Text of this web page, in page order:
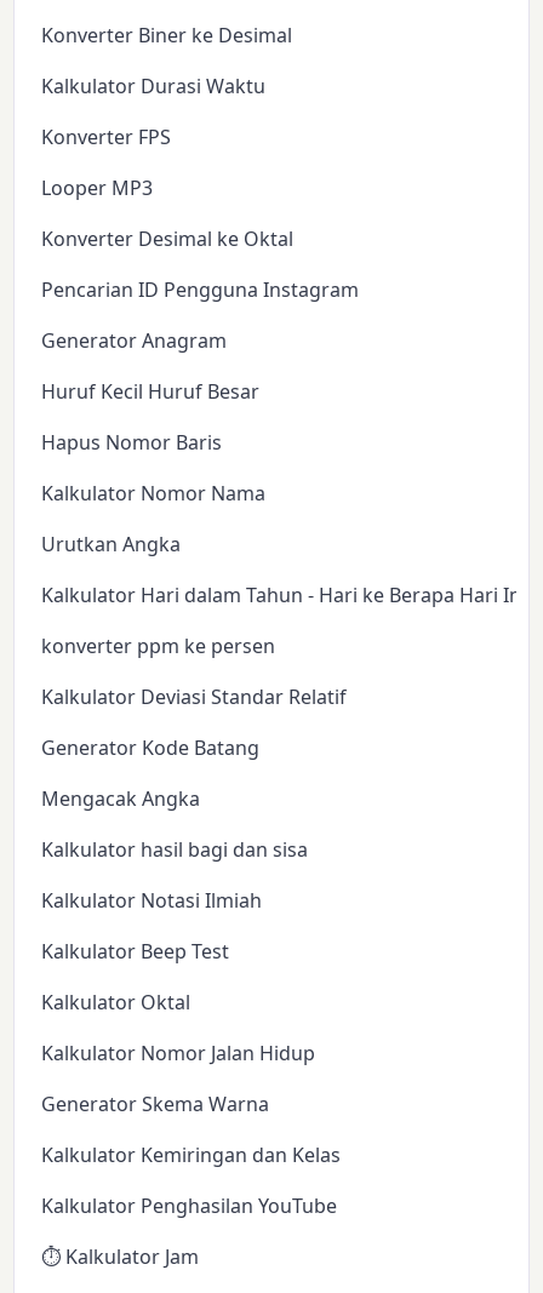
Konverter Biner ke Desimal
Kalkulator Durasi Waktu
Konverter FPS
Looper MP3
Konverter Desimal ke Oktal
Pencarian ID Pengguna Instagram
Generator Anagram
Huruf Kecil Huruf Besar
Hapus Nomor Baris
Kalkulator Nomor Nama
Urutkan Angka
Kalkulator Hari dalam Tahun - Hari ke Berapa Hari Ini?
konverter ppm ke persen
Kalkulator Deviasi Standar Relatif
Generator Kode Batang
Mengacak Angka
Kalkulator hasil bagi dan sisa
Kalkulator Notasi Ilmiah
Kalkulator Beep Test
Kalkulator Oktal
Kalkulator Nomor Jalan Hidup
Generator Skema Warna
Kalkulator Kemiringan dan Kelas
Kalkulator Penghasilan YouTube
⏱️ Kalkulator Jam